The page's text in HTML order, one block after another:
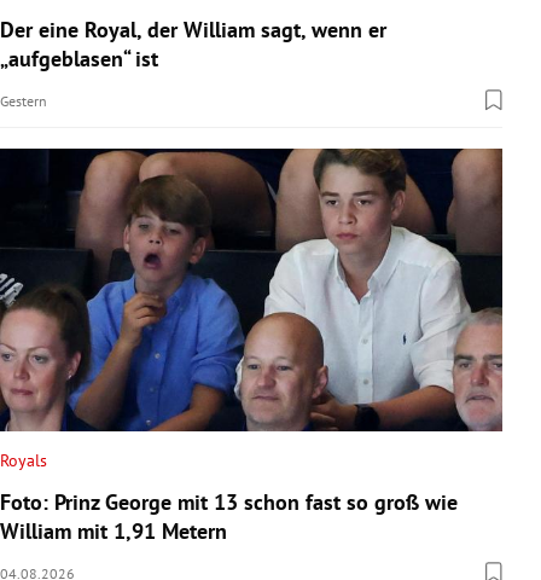
Der eine Royal, der William sagt, wenn er
„aufgeblasen“ ist
Gestern
Royals
Foto: Prinz George mit 13 schon fast so groß wie
William mit 1,91 Metern
04.08.2026